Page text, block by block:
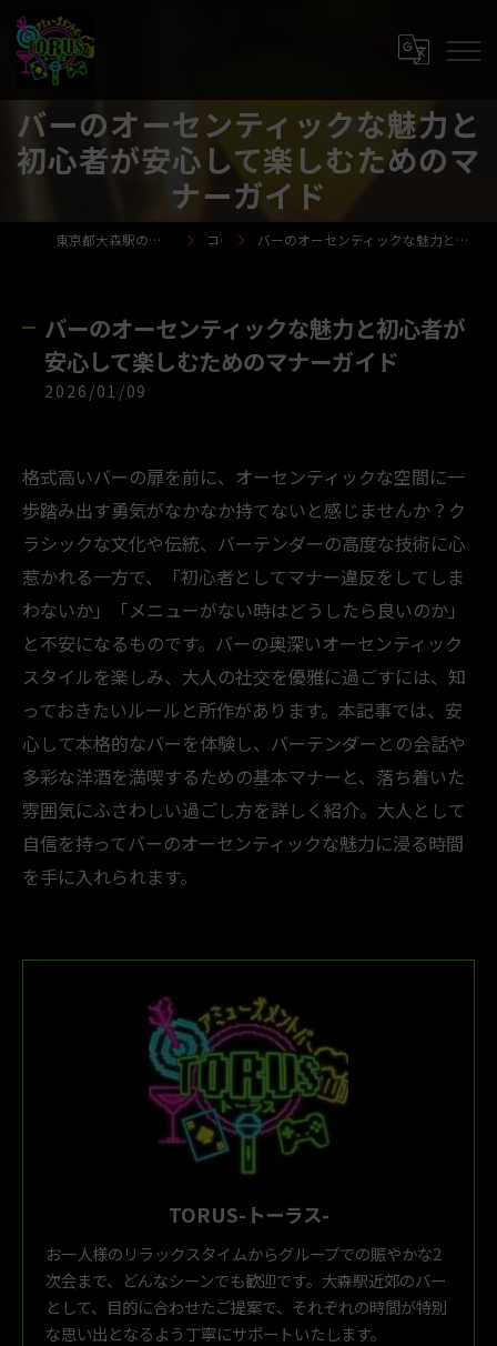
バーのオーセンティックな魅力と
初心者が安心して楽しむためのマ
ナーガイド
東京都大森駅のバーならTORUS-トーラス- コラム バーのオーセンティックな魅力と初心者が安心して楽しむためのマナーガイド
バーのオーセンティックな魅力と初心者が
安心して楽しむためのマナーガイド
2026/01/09
格式高いバーの扉を前に、オーセンティックな空間に一
歩踏み出す勇気がなかなか持てないと感じませんか？ク
ラシックな文化や伝統、バーテンダーの高度な技術に心
惹かれる一方で、「初心者としてマナー違反をしてしま
わないか」「メニューがない時はどうしたら良いのか」
と不安になるものです。バーの奥深いオーセンティック
スタイルを楽しみ、大人の社交を優雅に過ごすには、知
っておきたいルールと所作があります。本記事では、安
心して本格的なバーを体験し、バーテンダーとの会話や
多彩な洋酒を満喫するための基本マナーと、落ち着いた
雰囲気にふさわしい過ごし方を詳しく紹介。大人として
自信を持ってバーのオーセンティックな魅力に浸る時間
を手に入れられます。
TORUS-トーラス-
お一人様のリラックスタイムからグループでの賑やかな2
次会まで、どんなシーンでも歓迎です。大森駅近郊のバー
として、目的に合わせたご提案で、それぞれの時間が特別
な思い出となるよう丁寧にサポートいたします。